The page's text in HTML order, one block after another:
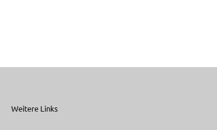
Weitere Links